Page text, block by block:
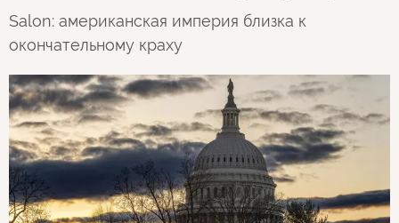
Salon: американская империя близка к
окончательному краху